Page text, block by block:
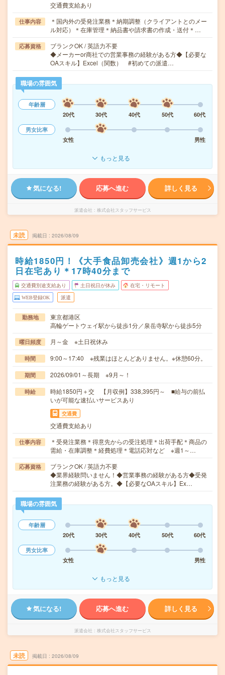
交通費支給あり
仕事内容
＊国内外の受発注業務＊納期調整（クライアントとのメー
ル対応）＊在庫管理＊納品書や請求書の作成・送付＊…
応募資格
ブランクOK / 英語力不要
◆メーカーor商社での営業事務の経験がある方◆【必要な
OAスキル】Excel（関数） #初めての派遣…
職場の雰囲気
年齢層
20代
30代 40代 50代
60代
男女比率
女性
男性
もっと見る
気になる! 応募へ進む 詳しく見る
派遣会社 株式会社スタッフサービス
未読 掲載日 2026/08/09
時給1850円！《大手食品卸売会社》週1から2
日在宅あり＊17時40分まで
交通費別途支給あり 土日祝日が休み 在宅・リモート
WEB登録OK 派遣
勤務地
東京都港区
高輪ゲートウェイ駅から徒歩1分／泉岳寺駅から徒歩5分
曜日頻度 月～金 ※土日祝休み
時間 9:00～17:40 ※残業はほとんどありません。※休憩60分。
期間 2026/09/01～長期 ※9月～！
時給
時給1850円＋交 【月収例】338,395円～ ■給与の前払
いが可能な速払いサービスあり
交通費
交通費支給あり
仕事内容
＊受発注業務＊得意先からの受注処理＊出荷手配＊商品の
需給・在庫調整＊経費処理＊電話応対など ※週1～…
応募資格
ブランクOK / 英語力不要
◆業界経験問いません！◆営業事務の経験がある方◆受発
注業務の経験がある方。◆【必要なOAスキル】Ex…
職場の雰囲気
年齢層
20代
30代 40代 50代
60代
男女比率
女性
男性
もっと見る
気になる! 応募へ進む 詳しく見る
派遣会社 株式会社スタッフサービス
未読 掲載日 2026/08/09